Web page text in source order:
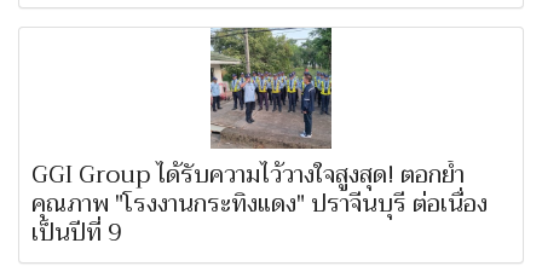
GGI Group ได้รับความไว้วางใจสูงสุด! ตอกย้ำ
คุณภาพ "โรงงานกระทิงแดง" ปราจีนบุรี ต่อเนื่อง
เป็นปีที่ 9